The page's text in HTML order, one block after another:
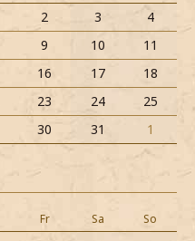
2 3
4
9 10
11
16 17
18
23 24
25
30 31 1
Fr Sa So